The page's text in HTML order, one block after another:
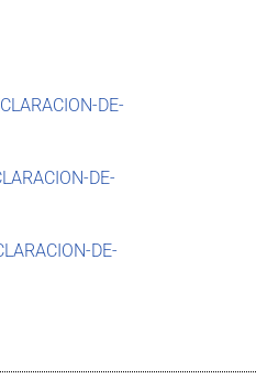
DE-
DE-
DE-